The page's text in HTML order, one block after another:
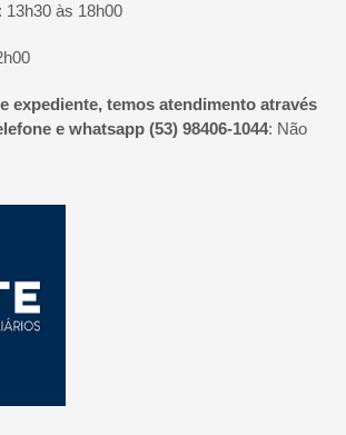
: 13h30 às 18h00
expediente, temos atendimento através
e whatsapp (53) 98406-1044: Não